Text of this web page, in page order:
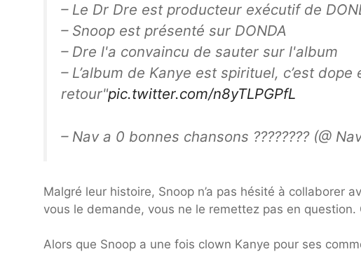
– Le Dr Dre est producteur exécutif de
– Snoop est présenté sur DONDA
– Dre l'a convaincu de sauter sur l'album
– L’album de Kanye est spirituel, c’est dope
retour"pic.twitter.com/n8yTLPGPfL
– Nav a 0 bonnes chansons ???????? (@
Malgré leur histoire, Snoop n’a pas hésité à collaborer
vous le demande, vous ne le remettez pas en
Alors que Snoop a une fois clown Kanye pour ses